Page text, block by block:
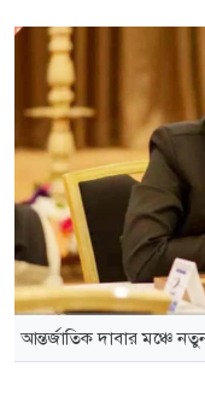
আন্তর্জাতিক দাবার মঞ্চে